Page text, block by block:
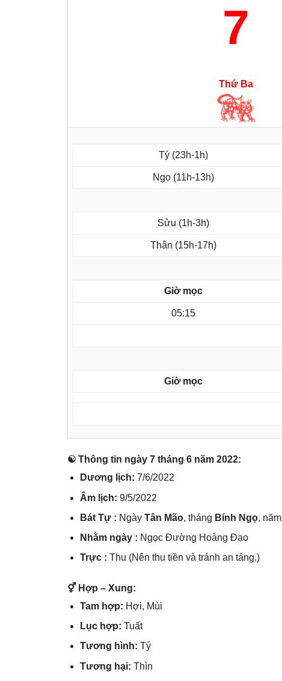
7
Thứ Ba
Tý (23h-1h)
Ngọ (11h-13h)
Sửu (1h-3h)
Thân (15h-17h)
Giờ mọc
05:15
Giờ mọc
☯ Thônɡ tin ngày 7 thánɡ 6 năm 2022:
Dươnɡ lịch: 7/6/2022
Âm lịch: 9/5/2022
Bát Tự : Ngày Tân Mão, thánɡ Bính Ngọ, năm
Nhằm ngày : Ngọc Đườnɡ Hoànɡ Đạo
Trực : Thu (Nên thu tiền và tránh an táng.)
⚥ Hợp – Xung:
Tam hợp: Hợi, Mùi
Lục hợp: Tuất
Tươnɡ hình: Tý
Tươnɡ hại: Thìn